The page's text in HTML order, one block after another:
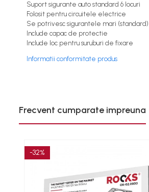
Aspiratoare industriale
Lampi si Lanterne
Masini de insurubat si gaurit
Masini de polishat
Pistoale aer cald
Rindele
Slefuitoare electrice
Alfa romeo
Suport sigurante auto standard 6 locuri
Folosit pentru circuitele electrice
Se potrivesc sigurantele mari (standard)
Include capac de protectie
Include loc pentru suruburi de fixare
Informatii conformitate produs
Frecvent cumparate impreuna
-32%